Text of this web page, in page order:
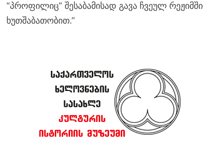
“პროფილიც” შესაბამისად გავა ჩვეულ რეჟიმში
ხუთშაბათობით.”